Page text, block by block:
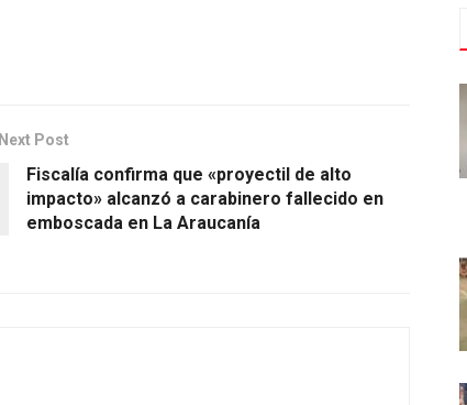
Next Post
Fiscalía confirma que «proyectil de alto
impacto» alcanzó a carabinero fallecido en
emboscada en La Araucanía